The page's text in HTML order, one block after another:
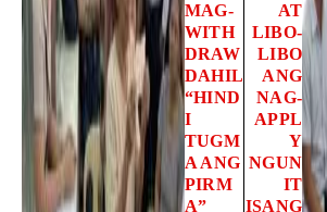
MAG-
WITH
DRAW
DAHIL
“HIND
I
TUGM
A ANG
PIRM
A”
AT
LIBO-
LIBO
ANG
NAG-
APPL
Y
NGUN
IT
ISANG